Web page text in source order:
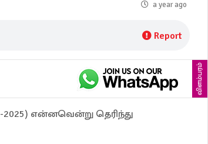
a year ago
Report
விளம்பரம்
என்னவென்று தெரிந்து